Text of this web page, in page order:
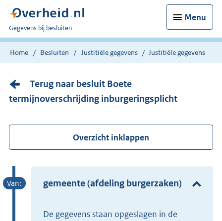
Menu
U
bent
nu
Gegevens bij besluiten
Home Besluiten Justitiële gegevens Justitiële gegevens
Terug naar besluit Boete
termijnoverschrijding inburgeringsplicht
Overzicht inklappen
gemeente (afdeling burgerzaken)
De gegevens staan opgeslagen in de